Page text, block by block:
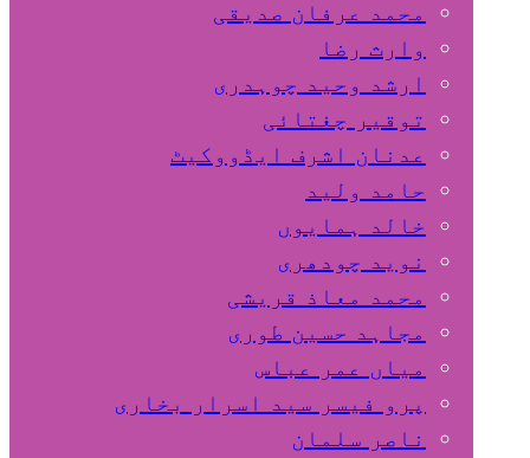
محمد عرفان صدیقی
وارث رضا
ارشد وحید چوہدری
توقیر چغتائی
عدنان اشرف ایڈووکیٹ
حامد ولید
خالد ہمایوں
نوید چودھری
محمد معاذ قریشی
مجاہد حسین طوری
میاں عمر عباس
پرو فیسر سید اسرار بخاری
ناصر سلمان